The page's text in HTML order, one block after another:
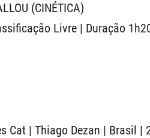
(CINÉTICA)
Livre | Duração
Cat | Thiago Dezan | Brasil |